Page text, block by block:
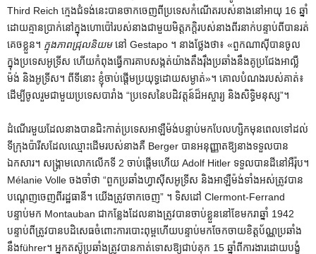
Third Reich ក្មេងជំទង់នេះបានចាកចេញពីប្រទេសកំណើតរបស់នាងនៅអាយុ 16 ឆ្នាំ
ដោយគ្មានប្រាក់នៅក្នុងហោប៉ៅរបស់នាងជាមួយមិត្តភក្តិរបស់នាងពីរនាក់បន្ទាប់ពីបានរត់
គេចខ្លួន។ ក្នុងភាពជ្រុលនិយមនៅ Gestapo ។ នាង​ថ្លែង​ថា​៖ «​ពួក​ណាស៊ី​បាន​ចូល​
ក្នុង​ប្រទេស​អូទ្រីស ហើយ​កំពុង​ធ្វើ​ការ​គាប​សង្កត់​យ៉ាង​តឹងរ៉ឹង​ប្រឆាំង​នឹង​គូប្រជែង​អាល្លឺ
ម៉ង់ និង​អូទ្រីស។ ពី​ទីនោះ ខ្ញុំ​ចាប់​ផ្ដើម​ប្រយុទ្ធ​ដោយ​សម្ងាត់»។ គោលបំណងរបស់គាត់៖
ដើម្បីចូលរួមជាមួយប្រទេសបារាំង “ប្រទេសនៃបដិវត្តន៍ដ៏អស្ចារ្យ និងសិទ្ធិមនុស្ស”។
ដំណើរ​មួយ​ដែល​នាង​បាន​ជិះ​កាត់​ប្រទេស​អាឡឺម៉ង់​បន្ទាប់​មក​បែលហ្សិក​មុន​ពេល​ទៅ​ដល់​
ទីក្រុង​ប៉ារីស​ដែល​ឈ្មោះ​ដើម​របស់​នាង​គឺ Berger បាន​អនុញ្ញាត​ឱ្យ​នាង​ទទួល​បាន​
ឯកសារ។ សង្គ្រាមលោកលើកទី 2 ចាប់ផ្តើមហើយ Adolf Hitler ទទួលបានដីនៅអឺរ៉ុប។
Mélanie Volle ចងចាំថា “ពួកប្រឆាំងហ្វាស៊ីសអូទ្រីស និងអាឡឺម៉ង់ទាំងអស់ត្រូវបាន
បណ្តេញចេញពីរដ្ឋធានី។ យើងត្រូវចាកចេញ” ។ ទិសដៅ Clermont-Ferrand
បន្ទាប់មក Montauban ជាកន្លែងដែលនាងត្រូវបានចាប់ខ្លួននៅខែមករាឆ្នាំ 1942
បន្ទាប់ពីត្រូវបានបដិសេធចំពោះការបោះពុម្ពហើយបន្ទាប់មកចែកចាយខិត្តប័ណ្ណប្រឆាំង
នឹងführer។ អ្នកតស៊ូប្រឆាំងត្រូវបានកាត់ទោសឱ្យជាប់គុក 15 ឆ្នាំពីការងារដោយបង្ខំ